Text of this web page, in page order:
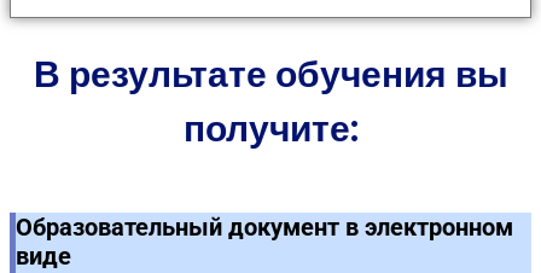
В результате обучения вы
получите:
Образовательный документ в электронном
виде